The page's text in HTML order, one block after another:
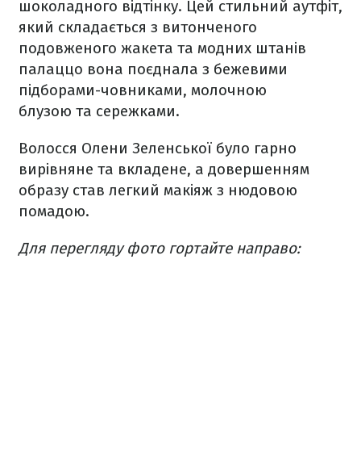
шоколадного відтінку. Цей стильний аутфіт,
який складається з витонченого
подовженого жакета та модних штанів
палаццо вона поєднала з бежевими
підборами-човниками, молочною
блузою та сережками.
Волосся Олени Зеленської було гарно
вирівняне та вкладене, а довершенням
образу став легкий макіяж з нюдовою
помадою.
Для перегляду фото гортайте направо: